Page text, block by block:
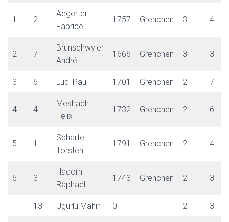
1 2
Aegerter
Fabrice
1757 Grenchen 3 4
2 7
Brunschwyler
André
1666 Grenchen 3 3
3 6 Lüdi Paul 1701 Grenchen 2 7
4 4
Meshach
Felix
1732 Grenchen 2 6
5 1
Scharfe
Torsten
1791 Grenchen 2 4
6 3
Hadorn
Raphael
1743 Grenchen 2 3
13 Ugurlu Mahir 0 2 3